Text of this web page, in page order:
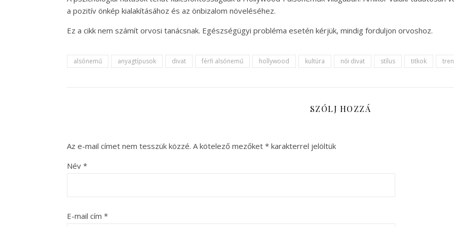
a pozitív önkép kialakításához és az önbizalom növeléséhez.
Ez a cikk nem számít orvosi tanácsnak. Egészségügyi probléma esetén kérjük, mindig forduljon orvoshoz.
alsónemű anyagtípusok divat férfi alsónemű hollywood kultúra női divat stílus titkok
SZÓLJ HOZZÁ
Az e-mail címet nem tesszük közzé. A kötelező mezőket * karakterrel jelöltük
Név *
E-mail cím *